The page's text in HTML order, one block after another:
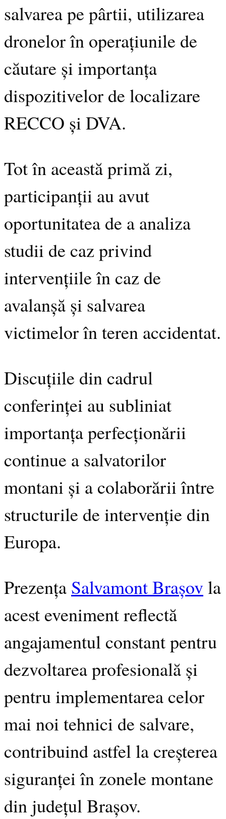
salvarea pe pârtii, utilizarea
dronelor în operațiunile de
căutare și importanța
dispozitivelor de localizare
RECCO și DVA.
Tot în această primă zi,
participanții au avut
oportunitatea de a analiza
studii de caz privind
intervențiile în caz de
avalanșă și salvarea
victimelor în teren accidentat.
Discuțiile din cadrul
conferinței au subliniat
importanța perfecționării
continue a salvatorilor
montani și a colaborării între
structurile de intervenție din
Europa.
Prezența Salvamont Brașov la
acest eveniment reflectă
angajamentul constant pentru
dezvoltarea profesională și
pentru implementarea celor
mai noi tehnici de salvare,
contribuind astfel la creșterea
siguranței în zonele montane
din județul Brașov.